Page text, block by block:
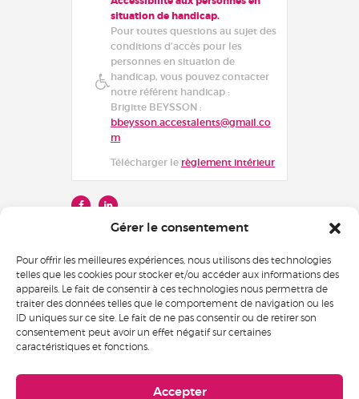
Gérer le consentement
Pour offrir les meilleures expériences, nous utilisons des technologies
telles que les cookies pour stocker et/ou accéder aux informations des
appareils. Le fait de consentir à ces technologies nous permettra de
traiter des données telles que le comportement de navigation ou les
ID uniques sur ce site. Le fait de ne pas consentir ou de retirer son
consentement peut avoir un effet négatif sur certaines
caractéristiques et fonctions.
Accepter
situation de handicap.
Pour toutes questions au sujet des
conditions d’accès pour les
personnes en situation de
handicap, vous pouvez contacter
notre référent handicap :
Brigitte BEYSSON :
bbeysson.accestalents@gmail.co
m
Télécharger le règlement intérieur
Voir le certificat